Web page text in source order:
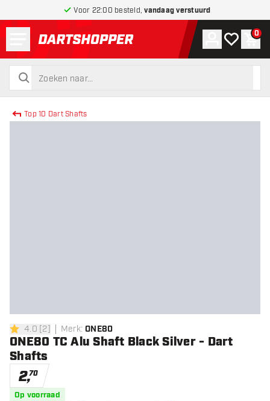
Voor 22:00 besteld,vandaag verstuurd
terug naar home pagina
zoeken
zoeken
Account
Mijn 0
Top 10 Dart Shafts
4 score sterren
4.0 [2] Merk: ONE80
ONE80 TC Alu Shaft Black Silver - Dart
Shafts
2,70
Op voorraad